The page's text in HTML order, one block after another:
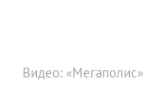
Видео: «Мегаполис»